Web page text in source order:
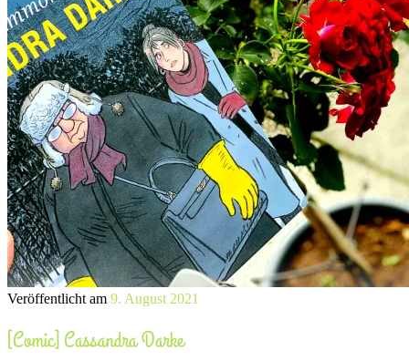
Veröffentlicht am 9. August 2021
[Comic] Cassandra Darke